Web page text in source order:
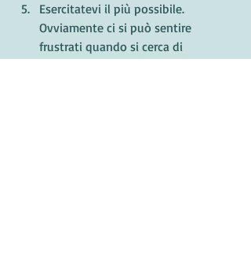
Esercitatevi il più possibile.
Ovviamente ci si può sentire
frustrati quando si cerca di